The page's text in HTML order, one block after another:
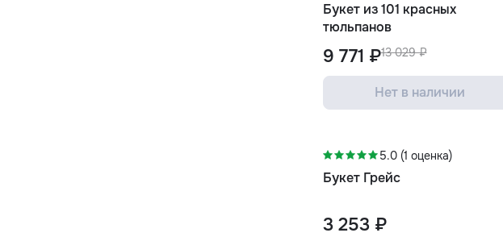
Букет из 101 красных
тюльпанов
13 029 ₽
9 771 ₽
Нет в наличии
5.0 (1 оценка)
Букет Грейс
3 253 ₽